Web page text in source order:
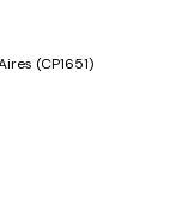
(CP1651)